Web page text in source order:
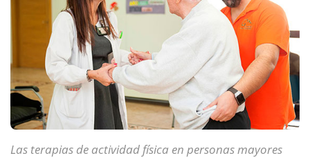
Las terapias de actividad física en personas mayores